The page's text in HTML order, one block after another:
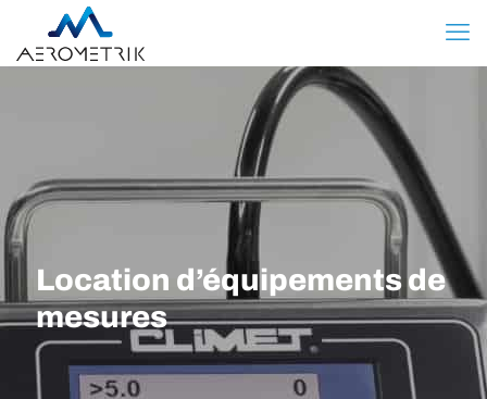
Location d’équipements de
mesures